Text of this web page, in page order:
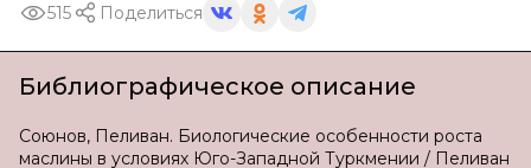
515 Поделиться
Библиографическое описание
Союнов, Пеливан. Биологические особенности роста
маслины в условиях Юго-Западной Туркмении / Пеливан